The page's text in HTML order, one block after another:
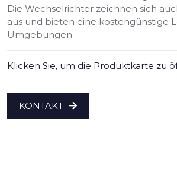
Die Wechselrichter zeichnen sich
aus und bieten eine kostengünstige
Umgebungen.
Klicken Sie, um die Produktkarte zu
KONTAKT